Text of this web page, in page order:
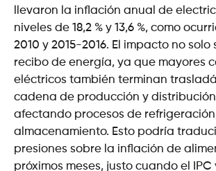
llevaron la inflación anual de
niveles de 18,2 % y 13,6 %, como
2010 y 2015-2016. El impacto no solo
recibo de energía, ya que mayores
eléctricos también terminan
cadena de producción y
afectando procesos de
almacenamiento. Esto podría
presiones sobre la inflación de
próximos meses, justo cuando el